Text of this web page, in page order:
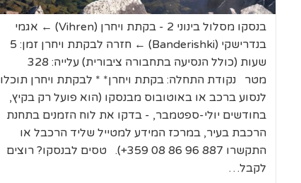
בנסקו מסלול בינוני 2 - בקתת ויחרן (Vihren) ← אגמי
בנדרישקי (Banderishki) ← חזרה לבקתת ויחרן זמן: 5
שעות (כולל הנסיעה בתחבורה ציבורית) עלייה: 328
מטר נקודת התחלה: בקתת ויחרן* * לבקתת ויחרן תוכלו
לנסוע ברכב או באוטובוס מבנסקו (הוא פועל רק בקיץ,
בחודשים יולי-ספטמבר, - בדקו את לוח הזמנים בתחנת
הרכבת בעיר, במרכז המידע למטייל שליד הרכבל או
התקשרו 887 96 86 08 359+). טסים לבנסקו? רוצים
לקבל…